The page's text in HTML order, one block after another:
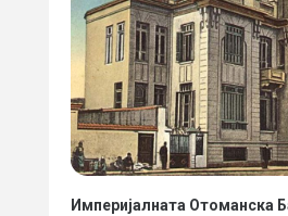
Империјалната Отоманска